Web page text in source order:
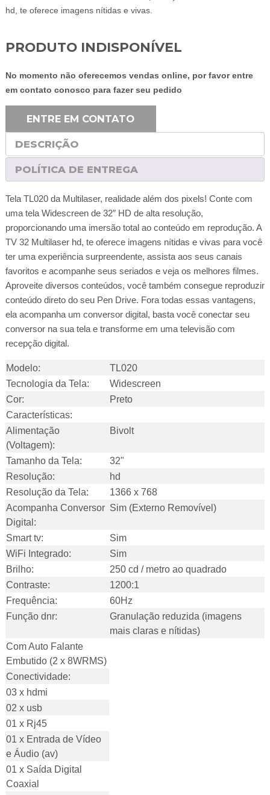
hd, te oferece imagens nítidas e vivas.
No momento não oferecemos vendas online, por favor entre
em contato conosco para fazer seu pedido
ENTRE EM CONTATO
PRODUTO INDISPONÍVEL
DESCRIÇÃO
POLÍTICA DE ENTREGA
Tela TL020 da Multilaser, realidade além dos pixels! Conte com
uma tela Widescreen de 32″ HD de alta resolução,
proporcionando uma imersão total ao conteúdo em reprodução. A
TV 32 Multilaser hd, te oferece imagens nítidas e vivas para você
ter uma experiência surpreendente, assista aos seus canais
favoritos e acompanhe seus seriados e veja os melhores filmes.
Aproveite diversos conteúdos, você também consegue reproduzir
conteúdo direto do seu Pen Drive. Fora todas essas vantagens,
ela acompanha um conversor digital, basta você conectar seu
conversor na sua tela e transforme em uma televisão com
recepção digital.
Modelo:
TL020
Tecnologia da Tela:
Widescreen
Cor:
Preto
Características:
Alimentação
(Voltagem):
Bivolt
Tamanho da Tela:
32"
Resolução:
hd
Resolução da Tela:
1366 x 768
Acompanha Conversor
Digital:
Sim (Externo Removível)
Smart tv:
Sim
WiFi Integrado:
Sim
Brilho:
250 cd / metro ao quadrado
Contraste:
1200:1
Frequência:
60Hz
Função dnr:
Granulação reduzida (imagens
mais claras e nítidas)
Com Auto Falante
Embutido (2 x 8WRMS)
Conectividade:
03 x hdmi
02 x usb
01 x Rj45
01 x Entrada de Vídeo
e Áudio (av)
01 x Saída Digital
Coaxial